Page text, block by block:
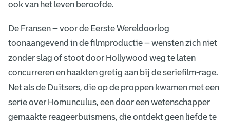
ook van het leven beroofde.
De Fransen – voor de Eerste Wereldoorlog
toonaangevend in de filmproductie – wensten zich niet
zonder slag of stoot door Hollywood weg te laten
concurreren en haakten gretig aan bij de seriefilm-rage.
Net als de Duitsers, die op de proppen kwamen met een
serie over Homunculus, een door een wetenschapper
gemaakte reageerbuismens, die ontdekt geen liefde te